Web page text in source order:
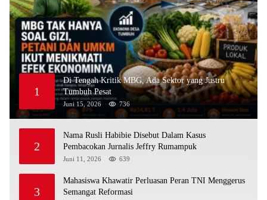
1
Di Tengah Kritik MBG, Ada Sektor yang Justru
Tumbuh Pesat
Juni 15, 2026 736
2
Nama Rusli Habibie Disebut Dalam Kasus
Pembacokan Jurnalis Jeffry Rumampuk
Juni 11, 2026 639
3
Mahasiswa Khawatir Perluasan Peran TNI Menggerus
Semangat Reformasi